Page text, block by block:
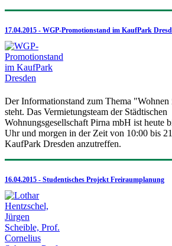
17.04.2015 - WGP-Promotionstand im KaufPark
Der Informationstand zum Thema "Wohnen
steht. Das Vermietungsteam der Städtischen
Wohnungsgesellschaft Pirna mbH ist heute
Uhr und morgen in der Zeit von 10:00 bis
KaufPark Dresden anzutreffen.
16.04.2015 - Studentisches Projekt Freiraumplanung